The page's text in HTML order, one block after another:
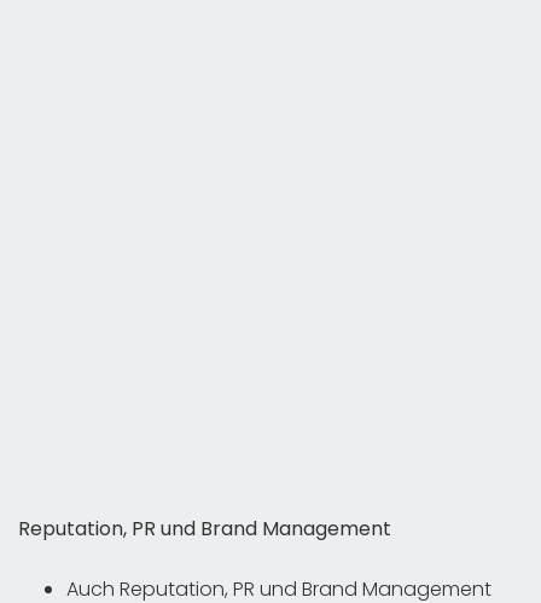
Reputation, PR und Brand Management
Auch Reputation, PR und Brand Management